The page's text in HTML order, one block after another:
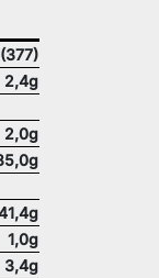
2,4g
2,0g
1,0g
3,4g